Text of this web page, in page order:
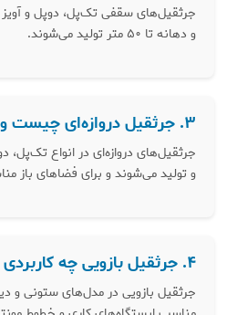
و دهانه تا ۵۰ متر تولید می‌شوند.
۳. جرثقیل دروازه‌ای چیست و چه انواعی دارد؟
جرثقیل‌های دروازه‌ای در انواع تک‌پل،
و تولید می‌شوند و برای فضاهای باز
۴. جرثقیل بازویی چه کاربردی دارد؟
جرثقیل بازویی در مدل‌های ستونی و